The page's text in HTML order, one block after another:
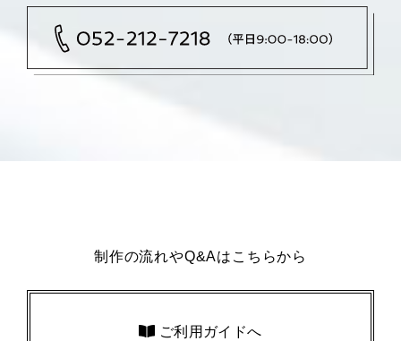
制作の流れやQ&Aはこちらから
ご利用ガイドへ